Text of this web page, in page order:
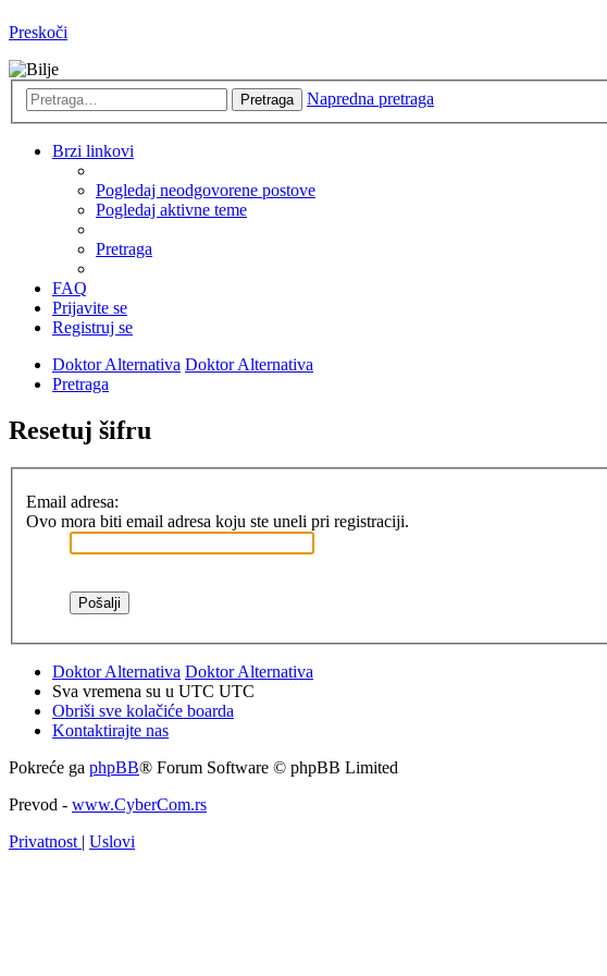
Preskoči
Pretraga Napredna pretraga
Brzi linkovi
Pogledaj neodgovorene postove
Pogledaj aktivne teme
Pretraga
FAQ
Prijavite se
Registruj se
Doktor Alternativa Doktor Alternativa
Pretraga
Resetuj šifru
Email adresa:
Ovo mora biti email adresa koju ste uneli pri registraciji.
Doktor Alternativa Doktor Alternativa
Sva vremena su u UTC UTC
Obriši sve kolačiće boarda
Kontaktirajte nas
Pokreće ga phpBB® Forum Software © phpBB Limited
Prevod - www.CyberCom.rs
Privatnost | Uslovi